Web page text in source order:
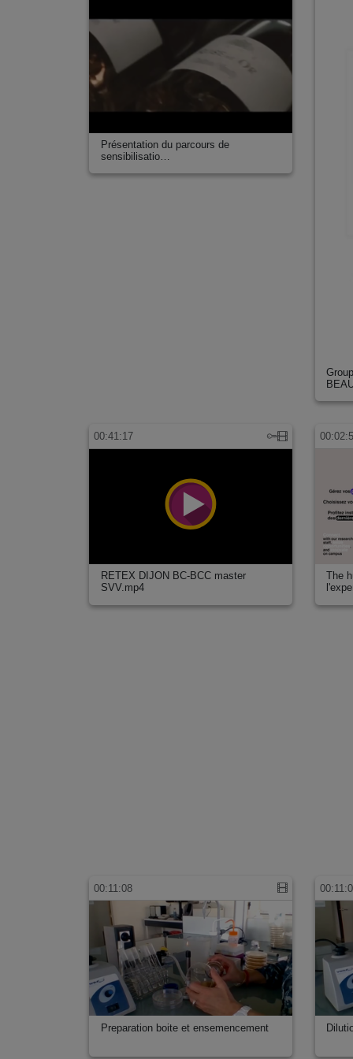
Physique nucléaire et physique des hautes énergies
Psychologie
Sciences cognitives
Sciences de l’éducation
Sciences de la terre
Présentation du parcours de
sensibilisatio…
00:41:17
RETEX DIJON BC-BCC master
SVV.mp4
The
00:11:08
Preparation boite et ensemencement